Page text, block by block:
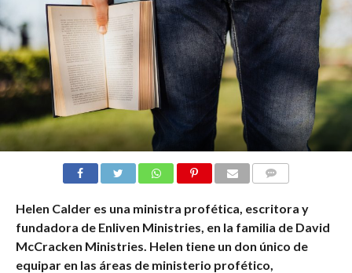
Helen Calder es una ministra profética, escritora y
fundadora de Enliven Ministries, en la familia de David
McCracken Ministries. Helen tiene un don único de
equipar en las áreas de ministerio profético,